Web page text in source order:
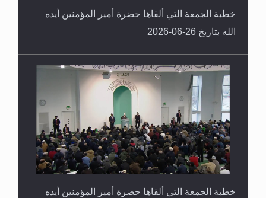
خطبة الجمعة التي ألقاها حضرة أمير المؤمنين أيده
الله بتاريخ 26-06-2026
خطبة الجمعة التي ألقاها حضرة أمير المؤمنين أيده